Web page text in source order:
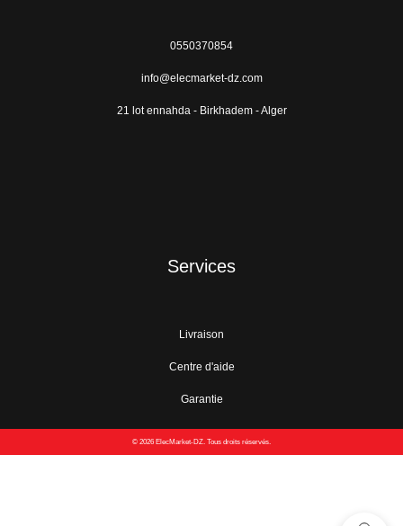
0550370854
info@elecmarket-dz.com
21 lot ennahda - Birkhadem - Alger
Services
Livraison
Centre d'aide
Garantie
© 2026 ElecMarket-DZ. Tous droits réservés.